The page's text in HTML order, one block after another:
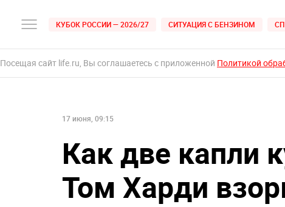
КУБОК РОССИИ — 2026/27 СИТУАЦИЯ С БЕНЗИНОМ
Посещая сайт life.ru, Вы соглашаетесь с приложенной Политикой
17 июня, 09:15
Как две капли
Том Харди